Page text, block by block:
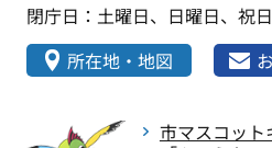
閉庁日：土曜日、日曜日、祝
所在地・地図
市マスコット